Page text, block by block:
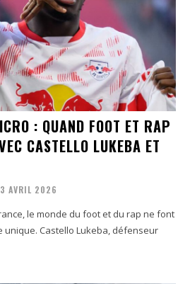
: QUAND FOOT ET RAP
CASTELLO LUKEBA ET
3 AVRIL 2026
le monde du foot et du rap ne font
unique. Castello Lukeba, défenseur